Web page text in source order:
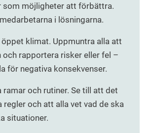
som möjligheter att förbättra.
i lösningarna.
klimat. Uppmuntra alla att
och rapportera risker eller fel –
för negativa konsekvenser.
ramar och rutiner. Se till att det
regler och att alla vet vad de ska
situationer.